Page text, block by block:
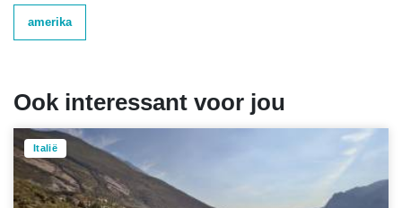
amerika
Ook interessant voor jou
Italië